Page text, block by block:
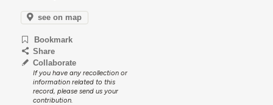
see on map
Bookmark
Share
Collaborate
If you have any recollection or
information related to this
record, please send us your
contribution.